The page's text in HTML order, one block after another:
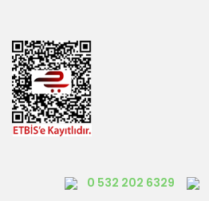
0 532 202 6329